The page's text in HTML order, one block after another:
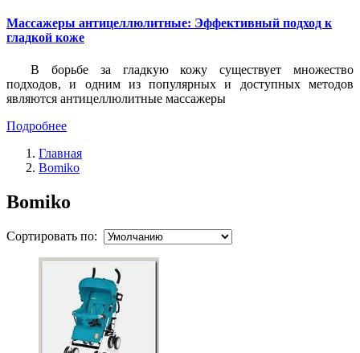
Массажеры антицеллюлитные: Эффективный подход к
гладкой коже
В борьбе за гладкую кожу существует множество
подходов, и одним из популярных и доступных методов
являются антицеллюлитные массажеры
Подробнее
Главная
Bomiko
Bomiko
Сортировать по: